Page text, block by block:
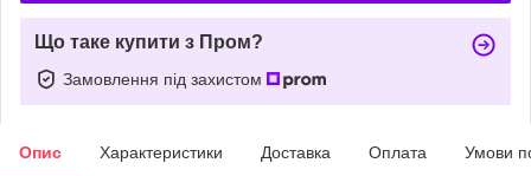
Що таке купити з Пром?
Замовлення під захистом
Опис Характеристики Доставка Оплата Умови